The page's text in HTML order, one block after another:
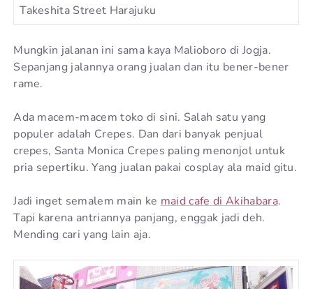
Takeshita Street Harajuku
Mungkin jalanan ini sama kaya Malioboro di Jogja.
Sepanjang jalannya orang jualan dan itu bener-bener
rame.
Ada macem-macem toko di sini. Salah satu yang
populer adalah Crepes. Dan dari banyak penjual
crepes, Santa Monica Crepes paling menonjol untuk
pria sepertiku. Yang jualan pakai cosplay ala maid gitu.
Jadi inget semalem main kemaid cafe di Akihabara.
Tapi karena antriannya panjang, enggak jadi deh.
Mending cari yang lain aja.